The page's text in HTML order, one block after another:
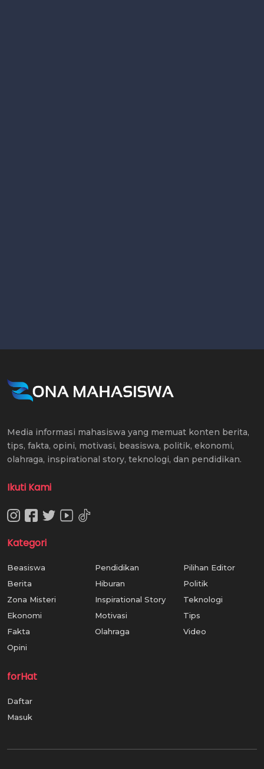
Media informasi mahasiswa yang memuat konten berita,
tips, fakta, opini, motivasi, beasiswa, politik, ekonomi,
olahraga, inspirational story, teknologi, dan pendidikan.
Ikuti Kami
Kategori
Beasiswa
Berita
Zona Misteri
Ekonomi
Fakta
Opini
Pendidikan
Hiburan
Inspirational Story
Motivasi
Olahraga
Pilihan Editor
Politik
Teknologi
Tips
Video
forHat
Daftar
Masuk